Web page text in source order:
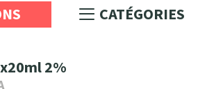
CATÉGORIES
2%